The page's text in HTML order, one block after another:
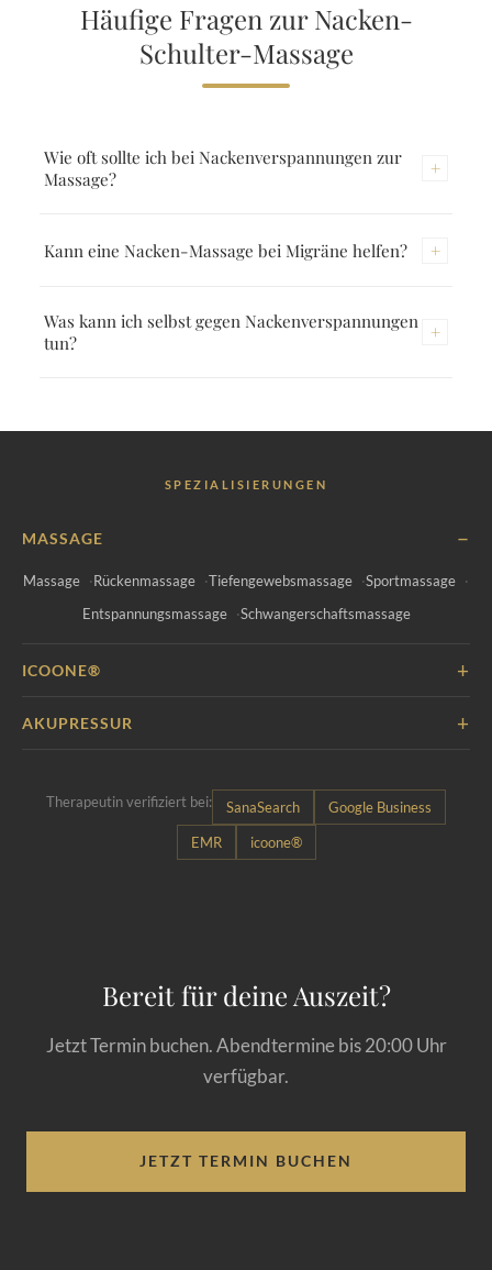
Häufige Fragen zur Nacken-
Schulter-Massage
Wie oft sollte ich bei Nackenverspannungen zur
Massage?
+
Bei akuten Beschwerden empfehle ich anfangs
wöchentliche Sitzungen. Zur Vorbeugung – besonders
Kann eine Nacken-Massage bei Migräne helfen? +
Viele Migräne-Formen werden durch
Nackenverspannungen getriggert oder verstärkt.
Was kann ich selbst gegen Nackenverspannungen
tun?
+
Dehnübungen für den Nacken, ergonomischer
SPEZIALISIERUNGEN
MASSAGE −
Massage Rückenmassage Tiefengewebsmassage
Sportmassage
Entspannungsmassage
Schwangerschaftsmassage
ICOONE® +
AKUPRESSUR +
Therapeutin verifiziert bei: SanaSearch
Google Business
EMR
icoone®
Bereit für deine Auszeit?
Jetzt Termin buchen. Abendtermine bis 20:00 Uhr
verfügbar.
JETZT TERMIN BUCHEN